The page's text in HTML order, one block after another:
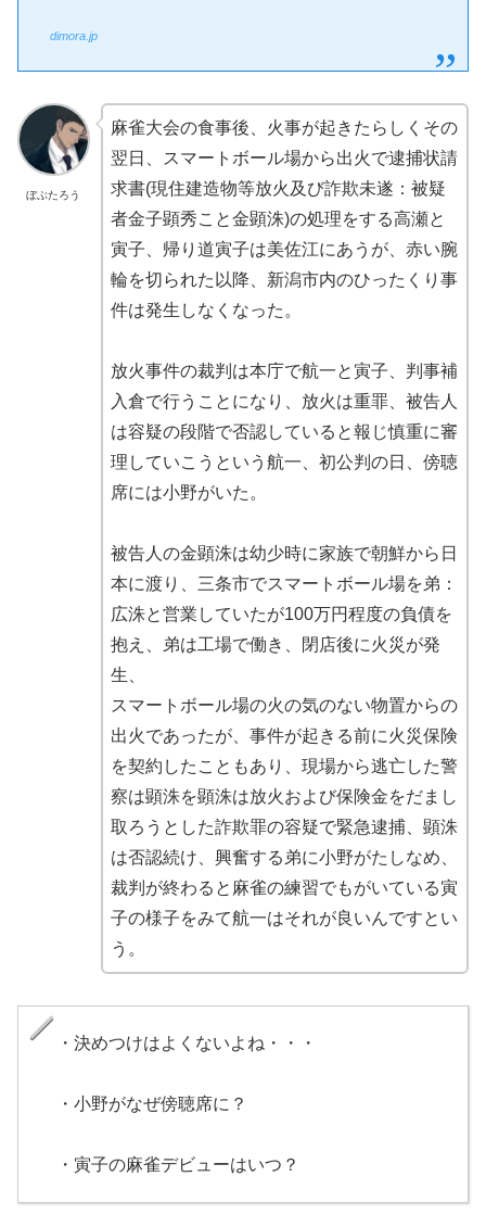
dimora.jp
ぼぶたろう
麻雀大会の食事後、火事が起きたらしくその
翌日、スマートボール場から出火で逮捕状請
求書(現住建造物等放火及び詐欺未遂：被疑
者金子顕秀こと金顕洙)の処理をする高瀬と
寅子、帰り道寅子は美佐江にあうが、赤い腕
輪を切られた以降、新潟市内のひったくり事
件は発生しなくなった。
放火事件の裁判は本庁で航一と寅子、判事補
入倉で行うことになり、放火は重罪、被告人
は容疑の段階で否認していると報じ慎重に審
理していこうという航一、初公判の日、傍聴
席には小野がいた。
被告人の金顕洙は幼少時に家族で朝鮮から日
本に渡り、三条市でスマートボール場を弟：
広洙と営業していたが100万円程度の負債を
抱え、弟は工場で働き、閉店後に火災が発
生、
スマートボール場の火の気のない物置からの
出火であったが、事件が起きる前に火災保険
を契約したこともあり、現場から逃亡した警
察は顕洙を顕洙は放火および保険金をだまし
取ろうとした詐欺罪の容疑で緊急逮捕、顕洙
は否認続け、興奮する弟に小野がたしなめ、
裁判が終わると麻雀の練習でもがいている寅
子の様子をみて航一はそれが良いんですとい
う。
・決めつけはよくないよね・・・
・小野がなぜ傍聴席に？
・寅子の麻雀デビューはいつ？